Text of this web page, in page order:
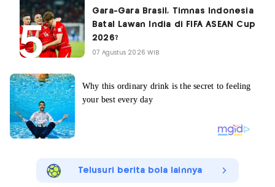
Gara-Gara Brasil, Timnas Indonesia
Batal Lawan India di FIFA ASEAN Cup
2026?
07 Agustus 2026 WIB
Telusuri berita bola lainnya